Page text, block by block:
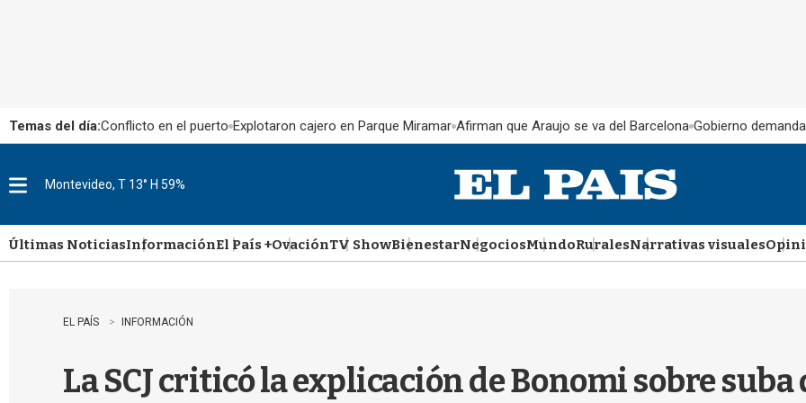
Temas del día:Conflicto en el puerto Explotaron cajero en Parque Miramar Afirman que Araujo se va del Barcelona Gobierno
u
Montevideo, T 13° H 59%
Últimas NoticiasInformaciónEl País +OvaciónTV ShowBienestarNegociosMundoRuralesNarrativas visuales
EL PAÍS INFORMACIÓN
La SCJ criticó la explicación de Bonomi sobre suba